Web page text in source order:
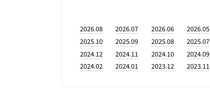
2026.08 2026.07 2026.06 2026.05
2025.10
2025.09 2025.08 2025.07
2024.12
2024.11 2024.10 2024.09
2024.02
2024.01 2023.12 2023.11